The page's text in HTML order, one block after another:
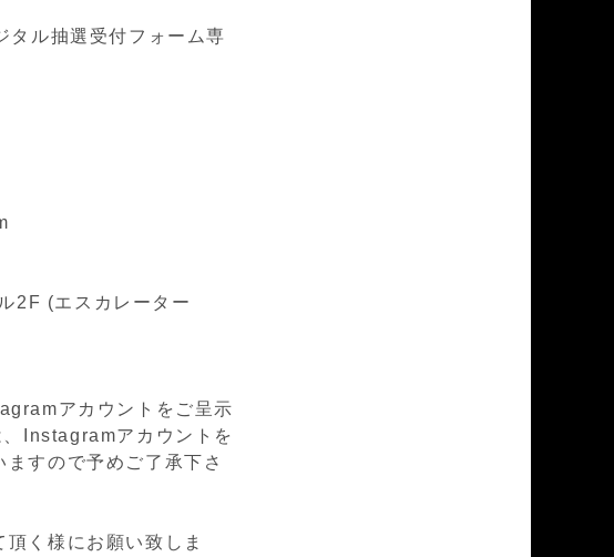
ル抽選受付フォーム専
2F (エスカレーター
アカウントをご呈示
Instagramアカウントを
すので予めご了承下さ
く様にお願い致しま